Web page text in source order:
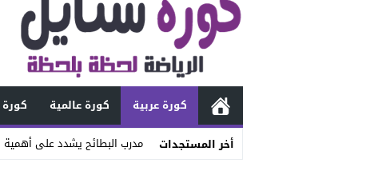
كورة عربية كورة عالمية
أخر المستجدات
مدرب البطائح يشدد على أهمية